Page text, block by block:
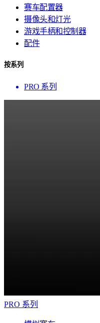
赛车配置器
摄像头和灯光
游戏手柄和控制器
配件
按系列
PRO 系列
PRO 系列